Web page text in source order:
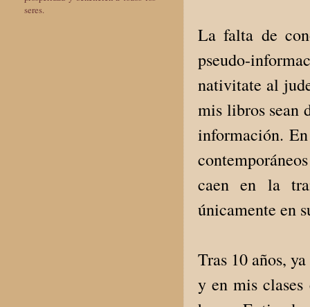
La falta de
pseudo-
nativitate al
mis libros sean
información.
caen en la
únicamente en
Tras 10 años,
y en mis clases
seres.